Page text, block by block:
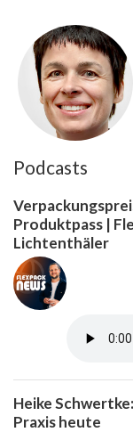
Podcasts
Produktpass |
Lichtenthäler
Heike
Praxis heute